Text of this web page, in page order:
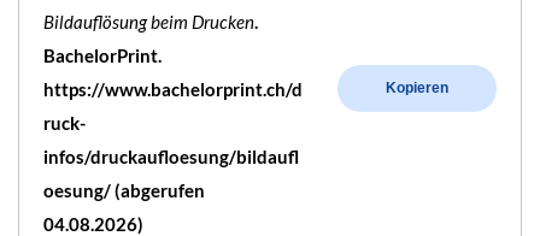
Bildauflösung beim Drucken.
BachelorPrint.
https://www.bachelorprint.ch/d
ruck-
infos/druckaufloesung/bildaufl
oesung/ (abgerufen
04.08.2026)
Kopieren